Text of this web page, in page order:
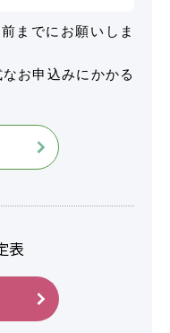
支払いは2027
一覧を見る
までにお願いしま
お申込みにかかる
表